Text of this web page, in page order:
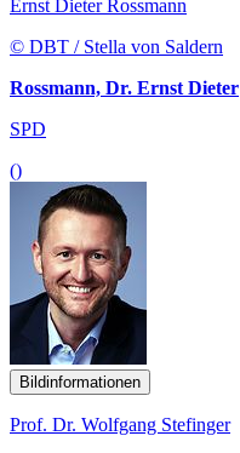
Ernst Dieter Rossmann
© DBT / Stella von Saldern
Rossmann, Dr. Ernst Dieter
SPD
()
Bildinformationen
Prof. Dr. Wolfgang Stefinger